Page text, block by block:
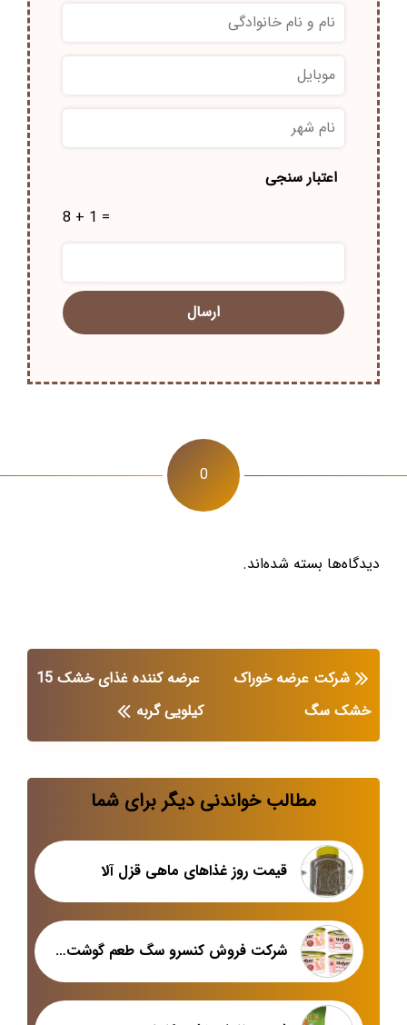
نام
و
خانوادگی
موبایل
نام
شهر
*
اعتبار سنجی
8 + 1 =
0
دیدگاه‌ها بسته شده‌اند.
شرکت عرضه خوراک
خشک سگ
عرضه کننده غذای خشک 15
کیلویی گربه
مطالب خواندنی دیگر برای شما
قیمت روز غذاهای ماهی قزل آلا
شرکت فروش کنسرو سگ طعم گوشت قرمز